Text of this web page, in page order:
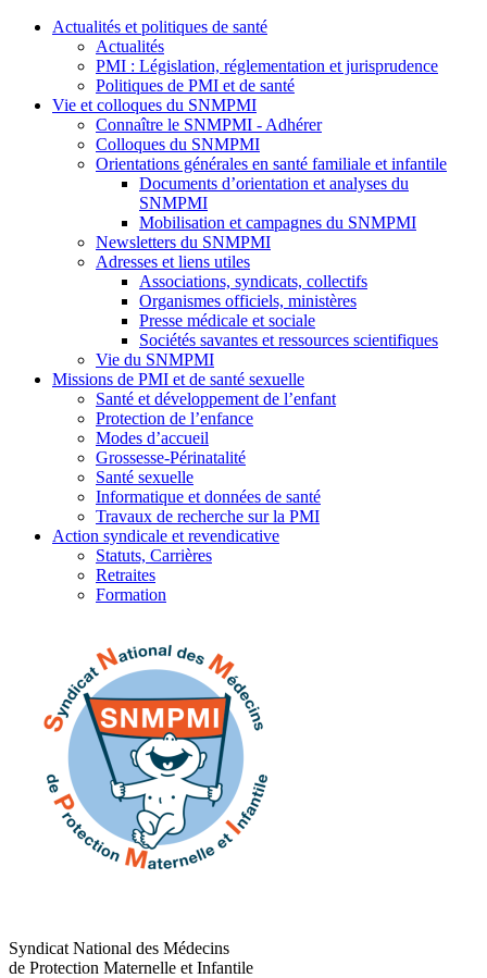
Actualités et politiques de santé
Actualités
PMI : Législation, réglementation et jurisprudence
Politiques de PMI et de santé
Vie et colloques du SNMPMI
Connaître le SNMPMI - Adhérer
Colloques du SNMPMI
Orientations générales en santé familiale et infantile
Documents d’orientation et analyses du
SNMPMI
Mobilisation et campagnes du SNMPMI
Newsletters du SNMPMI
Adresses et liens utiles
Associations, syndicats, collectifs
Organismes officiels, ministères
Presse médicale et sociale
Sociétés savantes et ressources scientifiques
Vie du SNMPMI
Missions de PMI et de santé sexuelle
Santé et développement de l’enfant
Protection de l’enfance
Modes d’accueil
Grossesse-Périnatalité
Santé sexuelle
Informatique et données de santé
Travaux de recherche sur la PMI
Action syndicale et revendicative
Statuts, Carrières
Retraites
Formation
Syndicat National des Médecins
de Protection Maternelle et Infantile